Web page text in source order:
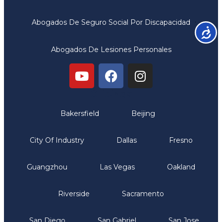
Abogados De Seguro Social Por Discapacidad
Abogados De Lesiones Personales
Bakersfield Beijing
City Of Industry Dallas Fresno
Guangzhou Las Vegas Oakland
Riverside Sacramento